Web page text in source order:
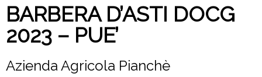
BARBERA D’ASTI DOCG
2023 – PUE’
Azienda Agricola Pianchè